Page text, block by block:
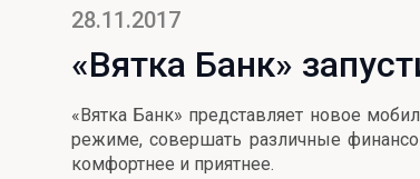
Просто вклад
Накопительный
Отличная стратегия+
Рефинансирование
Кредит на автомобиль
Потребительский кредит
Премиальная карта Mir Supreme
Пенсионная карта
Все карты
Бронирование валюты
Курсы валют ЦБ
Оценка недвижимости
Подбор новой недвижимости
СБПей
Акция «Ставка на бизнес»
28.11.2017
«Вятка Банк»
«Вятка Банк» представляет новое
режиме, совершать различные
комфортнее и приятнее.